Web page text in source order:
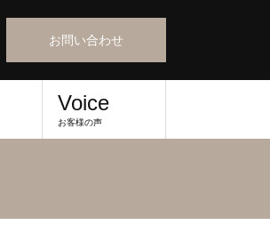
お問い合わせ
Voice
お客様の声